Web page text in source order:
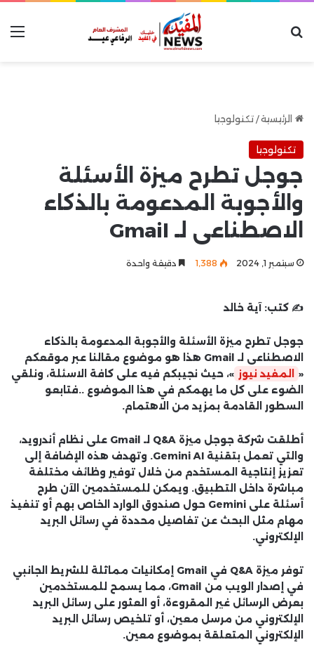
الرئيسية/ تكنولوجيا
تكنولوجيا
جوجل تطرح ميزة الأسئلة
والأجوبة المدعومة بالذكاء
الاصطناعى لـ Gmail
سبتمبر 1, 2024 1٬388 دقيقة واحدة
✍️ كتب:آية خالد
جوجل تطرح ميزة الأسئلة والأجوبة المدعومة بالذكاء
الاصطناعى لـ Gmail هذا هو موضوع مقالنا عبر موقعكم
«
المفيد نيوز »، حيث نجيبكم فيه على كافة الاسئلة، ونلقي
الضوء على كل ما يهمكم في هذا الموضوع ..فتابعو
السطور القادمة بمزيد من الاهتمام.
أطلقت شركة جوجل ميزة Q&A لـ Gmail على نظام أندرويد،
والتي تعمل بتقنية Gemini AI. وتهدف هذه الإضافة إلى
تعزيز إنتاجية المستخدم من خلال توفير وظائف مختلفة
مباشرة داخل التطبيق. ويمكن للمستخدمين الآن طرح
أسئلة على Gemini حول صندوق الوارد الخاص بهم أو تنفيذ
مهام مثل البحث عن تفاصيل محددة في رسائل البريد
الإلكتروني.
توفر ميزة Q&A في Gmail إمكانيات مماثلة للشريط الجانبي
في إصدار الويب من Gmail، مما يسمح للمستخدمين
بعرض الرسائل غير المقروءة، أو العثور على رسائل البريد
الإلكتروني من مرسل معين، أو تلخيص رسائل البريد
الإلكتروني المتعلقة بموضوع معين.